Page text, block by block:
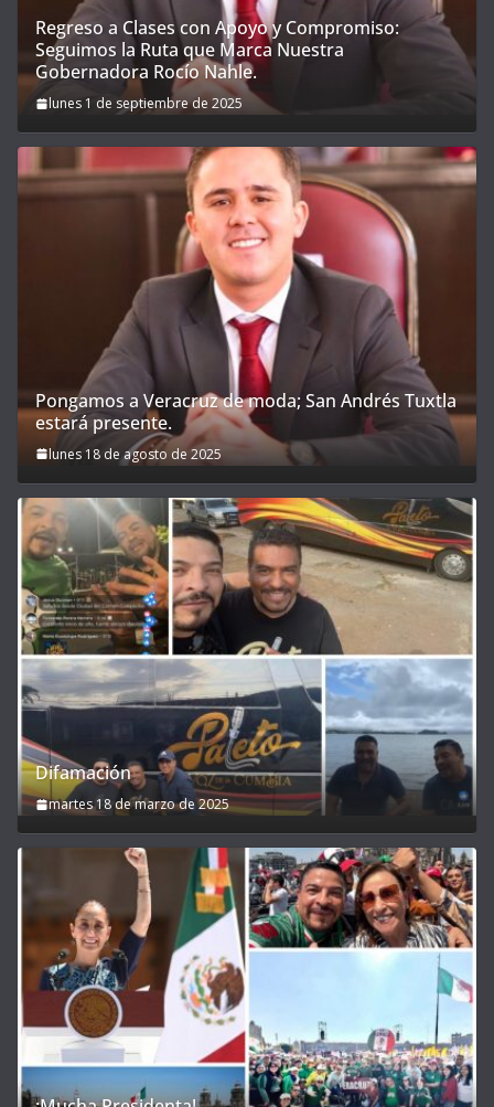
Regreso a Clases con Apoyo y Compromiso:
Seguimos la Ruta que Marca Nuestra
Gobernadora Rocío Nahle.
lunes 1 de septiembre de 2025
Pongamos a Veracruz de moda; San Andrés Tuxtla
estará presente.
lunes 18 de agosto de 2025
Difamación
martes 18 de marzo de 2025